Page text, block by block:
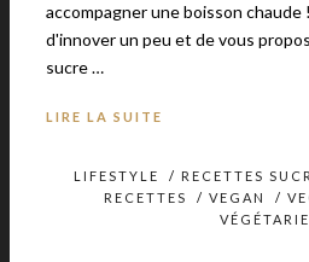
accompagner une boisson
d'innover un peu et de vous
sucre …
LIRE LA SUITE
LIFESTYLE / RECETTES
RECETTES
/ VEGAN /